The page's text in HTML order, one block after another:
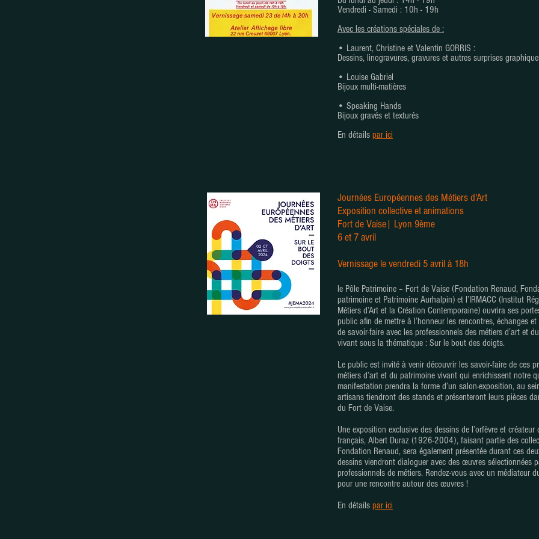
Vendredi - Samedi : 10h - 19h
Avec les créations spéciales de :
• Laurent, Christine et Valentin GORRIS :
Dessins, linogravures, gravures et autres surprises
• Louise Gabriel
Bijoux multi-matières
• Speaking Hands
Bijoux gravés et texturés
En détails par ici
Journées Européennes des Métiersd'Art
Exposition collective et animations
Fort de Vaise| Lyon 9ème
6 et 7 avril
Vernissage le vendredi 5 avril à 18h
le Pôle Patrimoine – Fort de Vaise (Fondation Renaud,
patrimoine et Patrimoine Aurhalpin) et l’IRMACC (Institut
Métiers d’Art et la Création Contemporaine) ouvrira ses
public afin de mettre à l’honneur les rencontres, échanges
de savoir-faire avec les professionnels des métiers d’art et
vivant sous la thématique : Sur le bout des doigts.
Le public est invité à venir découvrir les savoir-faire de ces
métiers d’art et du patrimoine vivant qui enrichissent notre
manifestation prendra la forme d’un salon-exposition, au
artisans tiendront des stands et présenteront leurs pièces
du Fort de Vaise.
Une exposition exclusive des dessins de l’orfèvre et créateur
français, Albert Duraz (1926-2004), faisant partie des
Fondation Renaud, sera également présentée durant ces
dessins viendront dialoguer avec des œuvres sélectionnées
professionnels de métiers. Rendez-vous avec un médiateur
pour une rencontre autour des œuvres !
En détails par ici